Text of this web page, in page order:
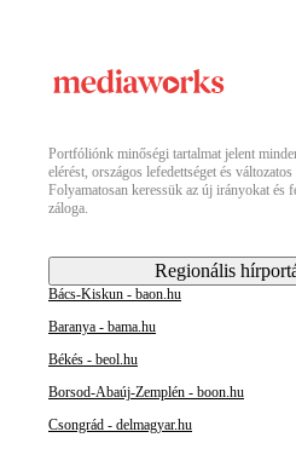
Portfóliónk minőségi tartalmat jelent
elérést, országos lefedettséget és
Folyamatosan keressük az új irányokat és
záloga.
Regionális
Bács-Kiskun - baon.hu
Baranya - bama.hu
Békés - beol.hu
Borsod-Abaúj-Zemplén - boon.hu
Csongrád - delmagyar.hu